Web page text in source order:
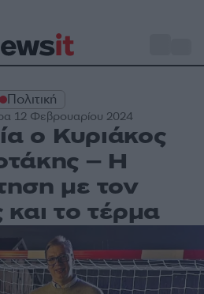
Πολιτική
12 Φεβρουαρίου 2024
ο Κυριάκος
– Η
με τον
και το τέρμα